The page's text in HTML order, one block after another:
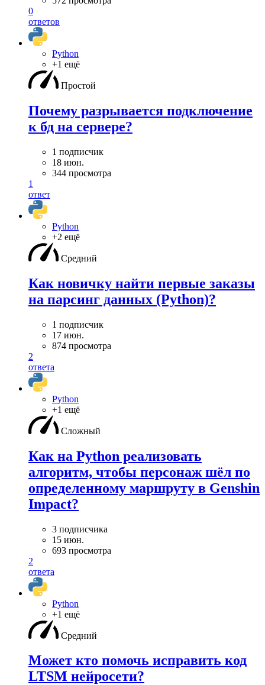
0
ответов
Python
+1 ещё
Простой
Почему разрывается подключение
к бд на сервере?
1 подписчик
18 июн.
344 просмотра
1
ответ
Python
+2 ещё
Средний
Как новичку найти первые заказы
на парсинг данных (Python)?
1 подписчик
17 июн.
874 просмотра
2
ответа
Python
+1 ещё
Сложный
Как на Python реализовать
алгоритм, чтобы персонаж шёл по
определенному маршруту в Genshin
Impact?
3 подписчика
15 июн.
693 просмотра
2
ответа
Python
+1 ещё
Средний
Может кто помочь исправить код
LTSM нейросети?